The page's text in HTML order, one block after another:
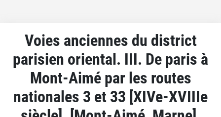
Voies anciennes du district
parisien oriental. III. De paris à
Mont-Aimé par les routes
nationales 3 et 33 [XIVe-XVIIIe